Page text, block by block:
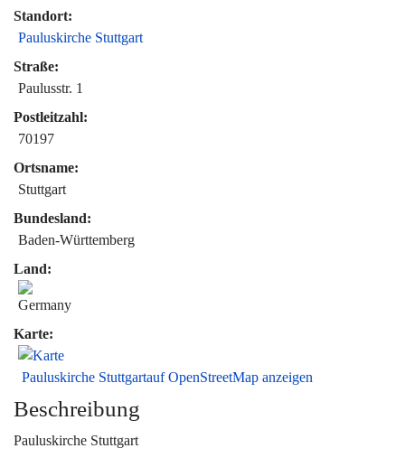
Standort:
Pauluskirche Stuttgart
Straße:
Paulusstr. 1
Postleitzahl:
70197
Ortsname:
Stuttgart
Bundesland:
Baden-Württemberg
Land:
Karte:
Pauluskirche Stuttgartauf OpenStreetMap anzeigen
Beschreibung
Pauluskirche Stuttgart